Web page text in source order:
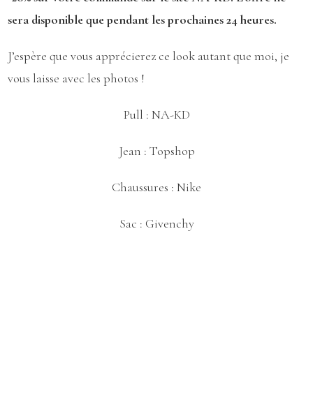
sera disponible que pendant les prochaines 24 heures.
J’espère que vous apprécierez ce look autant que moi, je
vous laisse avec les photos !
Pull : NA-KD
Jean : Topshop
Chaussures : Nike
Sac : Givenchy